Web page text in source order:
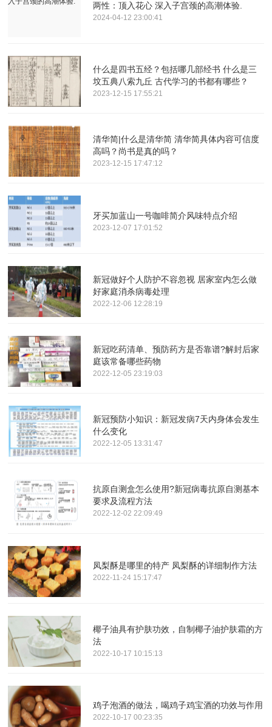
两性：顶入花心 深入子宫颈的高潮体验.
2024-04-12 23:00:41
什么是四书五经？包括哪几部经书 什么是三
坟五典八索九丘 古代学习的书都有哪些？
2023-12-15 17:55:21
清华简|什么是清华简 清华简具体内容可信度
高吗？尚书是真的吗？
2023-12-15 17:47:12
牙买加蓝山一号咖啡简介风味特点介绍
2023-12-07 17:01:52
新冠做好个人防护不容忽视 居家室内怎么做
好家庭消杀病毒处理
2022-12-06 12:28:19
新冠吃药清单、预防药方是否靠谱?解封后家
庭该常备哪些药物
2022-12-05 23:19:03
新冠预防小知识：新冠发病7天内身体会发生
什么变化
2022-12-05 13:31:47
抗原自测盒怎么使用?新冠病毒抗原自测基本
要求及流程方法
2022-12-02 22:09:49
凤梨酥是哪里的特产 凤梨酥的详细制作方法
2022-11-24 15:17:47
椰子油具有护肤功效，自制椰子油护肤霜的方
法
2022-10-17 10:15:13
鸡子泡酒的做法，喝鸡子鸡宝酒的功效与作用
2022-10-17 00:23:35